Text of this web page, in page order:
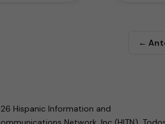
←
Hispanic Information and